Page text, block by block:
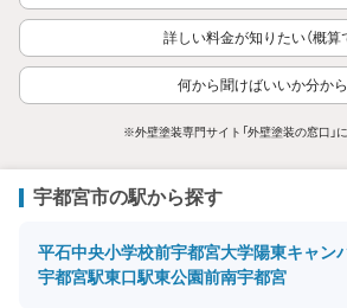
詳しい料金が知りたい（概算
何から聞けばいいか分か
※外壁塗装専門サイト「外壁塗装の窓口」
宇都宮市の駅から探す
平石中央小学校前宇都宮大学陽東キャン
宇都宮駅東口駅東公園前南宇都宮